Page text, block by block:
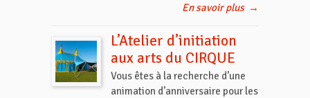
En savoir plus →
L’Atelier d’initiation
aux arts du CIRQUE
Vous êtes à la recherche d’une
animation d’anniversaire pour les